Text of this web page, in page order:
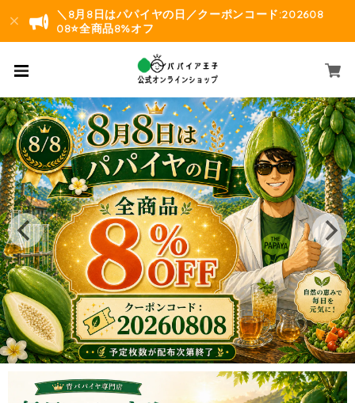
＼8月8日はパパイヤの日／クーポンコード:202608
08⭐️全商品8%オフ